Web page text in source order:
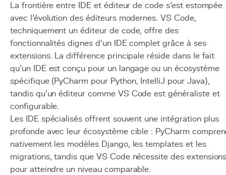
La frontière entre IDE et éditeur de code s'est estompée
avec l'évolution des éditeurs modernes. VS Code,
techniquement un éditeur de code, offre des
fonctionnalités dignes d'un IDE complet grâce à ses
extensions. La différence principale réside dans le fait
qu'un IDE est conçu pour un langage ou un écosystème
spécifique (PyCharm pour Python, IntelliJ pour Java),
tandis qu'un éditeur comme VS Code est généraliste et
configurable.
Les IDE spécialisés offrent souvent une intégration plus
profonde avec leur écosystème cible : PyCharm
nativement les modèles Django, les templates et les
migrations, tandis que VS Code nécessite des
pour atteindre un niveau comparable.